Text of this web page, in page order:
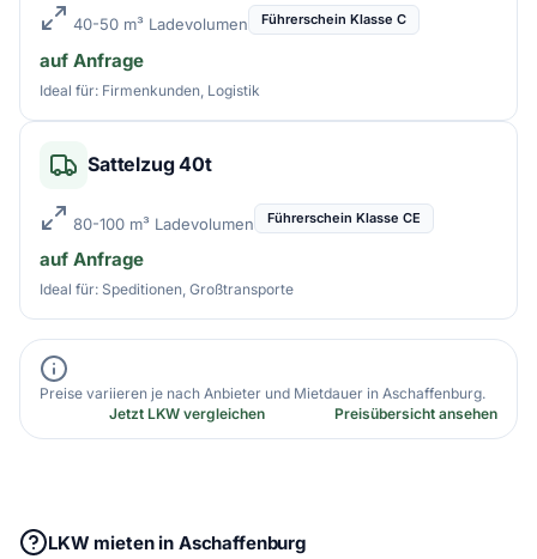
40-50 m³ Ladevolumen Führerschein Klasse C
auf Anfrage
Ideal für: Firmenkunden, Logistik
Sattelzug 40t
80-100 m³ Ladevolumen Führerschein Klasse CE
auf Anfrage
Ideal für: Speditionen, Großtransporte
Preise variieren je nach Anbieter und Mietdauer in Aschaffenburg.
Jetzt LKW vergleichen
Preisübersicht ansehen
LKW mieten in Aschaffenburg